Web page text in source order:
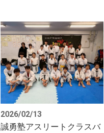
2026/02/13
誠勇塾アスリートクラスバ